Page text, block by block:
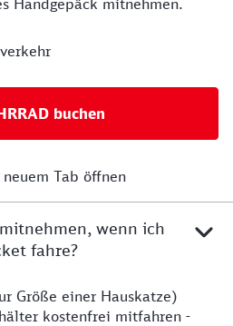
Handgepäck mitnehmen.
buchen
Tab öffnen
wenn ich
fahre?
Größe einer Hauskatze)
kostenfrei mitfahren -